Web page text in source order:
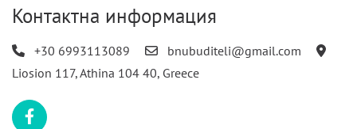
Контактна информация
+30 6993113089
bnubuditeli@gmail.com
Liosion 117, Athina 104 40, Greece